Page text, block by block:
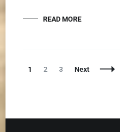
READ MORE
Posts
Page
1 Page
2 Page
3 Next